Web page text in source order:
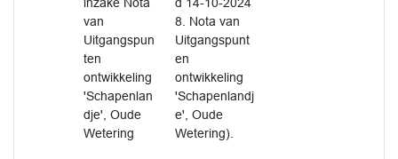
van
Uitgangspun
ten
ontwikkeling
'Schapenlan
dje', Oude
Wetering
8. Nota van
Uitgangspunt
en
ontwikkeling
'Schapenlandj
e', Oude
Wetering).